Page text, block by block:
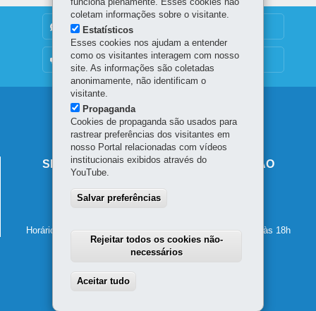
DENUNCIE CORRUPÇÃO
OUVIDORIA
Navegação
principal
SECRETARIA DE ESTADO DA EDUCAÇÃO
80610-011-Curitiba
Horário de atendimento: de segunda a sexta-feira, das 8h às 18h
coletam informações sobre o visitante.
Estatísticos
Esses cookies nos ajudam a entender
como os visitantes interagem com nosso
site. As informações são coletadas
anonimamente, não identificam o
visitante.
Propaganda
Cookies de propaganda são usados para
rastrear preferências dos visitantes em
nosso Portal relacionadas com vídeos
institucionais exibidos através do
YouTube.
Salvar preferências
Rejeitar todos os cookies não-
necessários
Aceitar tudo